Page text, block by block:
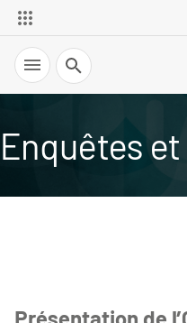
Recherche
Enquêtes